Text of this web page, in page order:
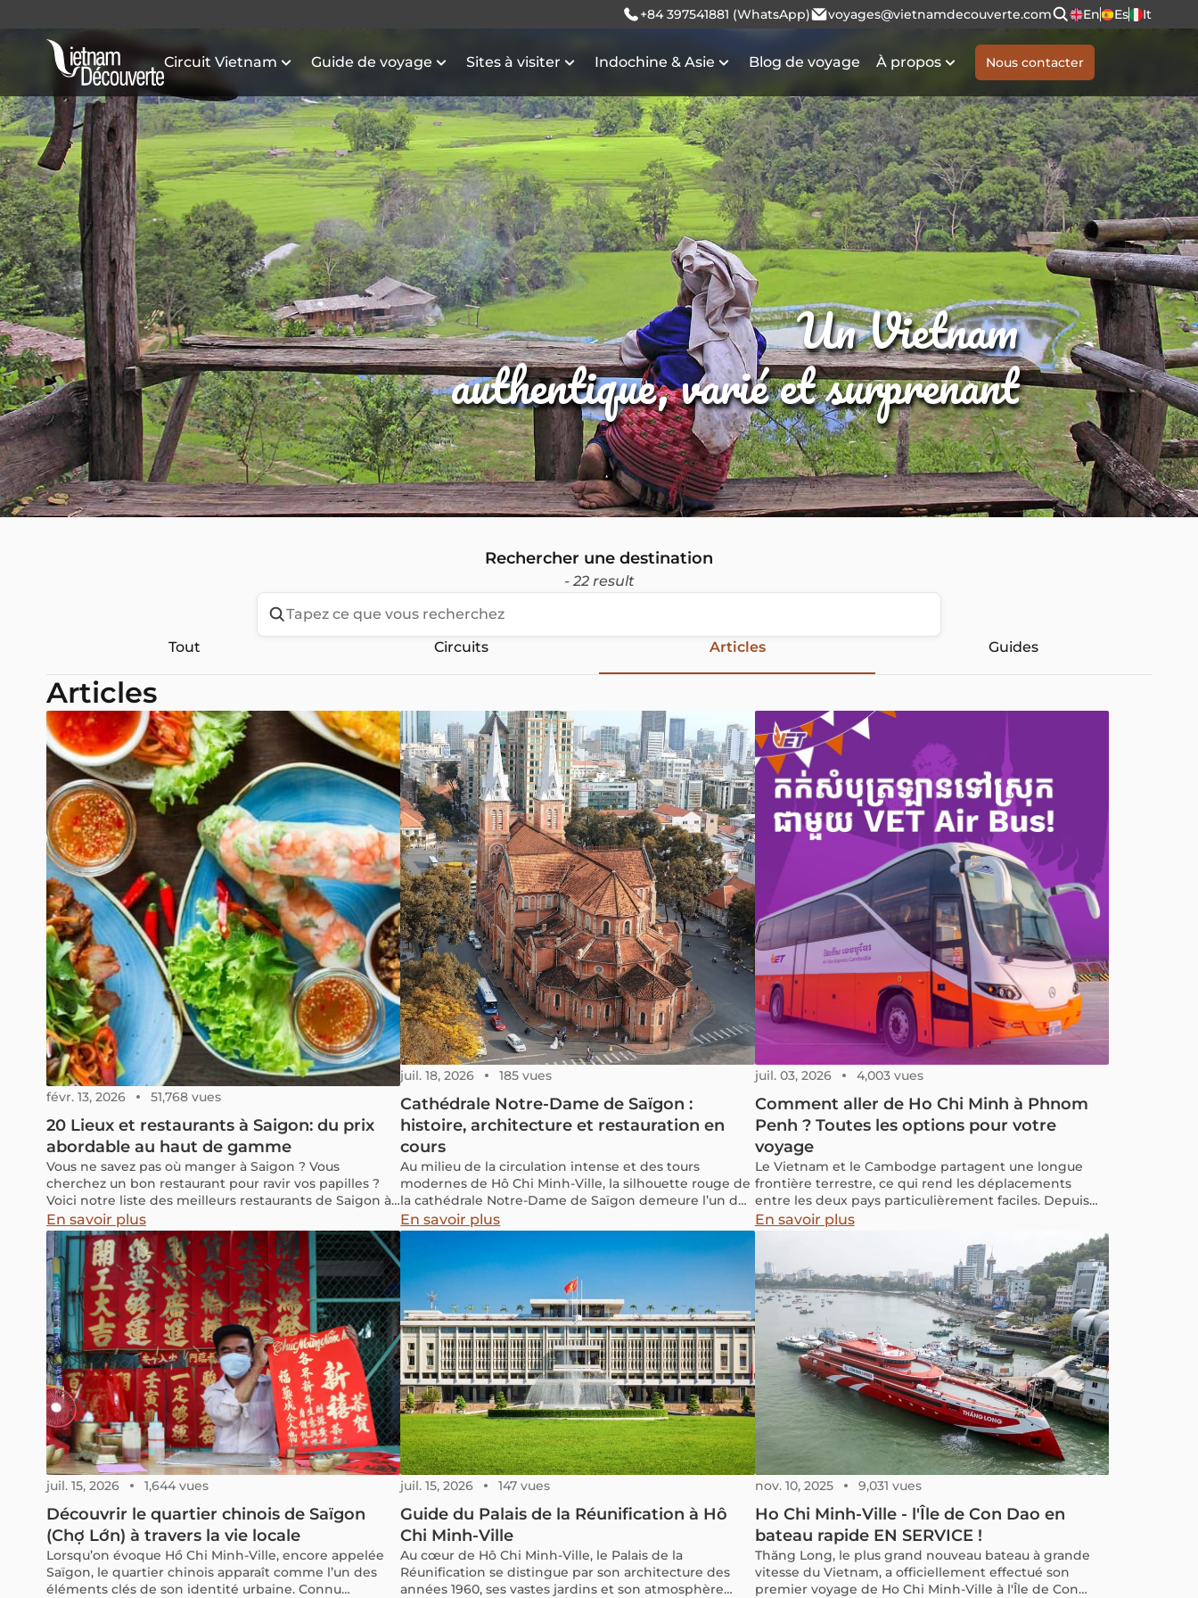
+84 397541881 (WhatsApp) voyages@vietnamdecouverte.com En Es It
Circuit Vietnam Guide de voyage Sites à visiter Indochine & Asie Blog de voyage À propos Nous contacter
Un Vietnam
authentique, varié et surprenant
Rechercher une destination
- 22 result
Tout Circuits Articles Guides
Articles
févr. 13, 2026 51,768 vues
20 Lieux et restaurants à Saigon: du prix
abordable au haut de gamme
Vous ne savez pas où manger à Saigon ? Vous
cherchez un bon restaurant pour ravir vos papilles ?
Voici notre liste des meilleurs restaurants de Saigon à
essayer absolument !
En savoir plus
juil. 18, 2026 185 vues
Cathédrale Notre-Dame de Saïgon :
histoire, architecture et restauration en
cours
Au milieu de la circulation intense et des tours
modernes de Hô Chi Minh-Ville, la silhouette rouge de
la cathédrale Notre-Dame de Saïgon demeure l’un des
grands repères du centre historique. Ses deux
clochers, sa rosace et la statue blanche de la Vierge
forment une image familière, aussi bien pour les
habitants que pour les voyageurs. Construite sous
l’administration coloniale française à la fin du XIXe
siècle, la cathédrale appartient aujourd’hui pleinement
à la mémoire de Saïgon. Édifice religieux toujours en
activité, patrimoine architectural et lieu de rendez-
vous urbain, elle fait l’objet depuis 2017 d’une
restauration d’une ampleur exceptionnelle.
En savoir plus
juil. 03, 2026 4,003 vues
Comment aller de Ho Chi Minh à Phnom
Penh ? Toutes les options pour votre
voyage
Le Vietnam et le Cambodge partagent une longue
frontière terrestre, ce qui rend les déplacements
entre les deux pays particulièrement faciles. Depuis
Ho Chi Minh Ville, la plus grande ville du Vietnam, il est
simple de rejoindre Phnom Penh, la capitale
cambodgienne, soit par voie terrestre, soit par vol
direct. Le trajet est rapide, accessible et adapté à
différents styles de voyage, qu’il s’agisse de tourisme,
de travail ou de transit régional. Dans cet article, vous
trouverez toutes les informations essentielles pour
organiser votre itinéraire : les compagnies de
transport fiables, les postes-frontières les plus utilisés,
les formalités de visa pour les ressortissants français,
ainsi qu’une option bonus par bateau depuis le delta
du Mékong.
En savoir plus
juil. 15, 2026 1,644 vues
Découvrir le quartier chinois de Saïgon
(Chợ Lớn) à travers la vie locale
Lorsqu’on évoque Hồ Chi Minh-Ville, encore appelée
Saïgon, le quartier chinois apparaît comme l’un des
éléments clés de son identité urbaine. Connu
juil. 15, 2026 147 vues
Guide du Palais de la Réunification à Hô
Chi Minh-Ville
Au cœur de Hô Chi Minh-Ville, le Palais de la
Réunification se distingue par son architecture des
années 1960, ses vastes jardins et son atmosphère
nov. 10, 2025 9,031 vues
Ho Chi Minh-Ville - l'Île de Con Dao en
bateau rapide EN SERVICE !
Thăng Long, le plus grand nouveau bateau à grande
vitesse du Vietnam, a officiellement effectué son
premier voyage de Ho Chi Minh-Ville à l'Île de Con